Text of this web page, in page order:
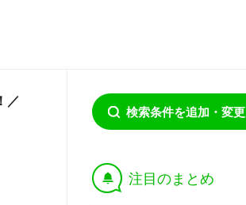
／
検索条件を追加・変更
† 注目のまとめ